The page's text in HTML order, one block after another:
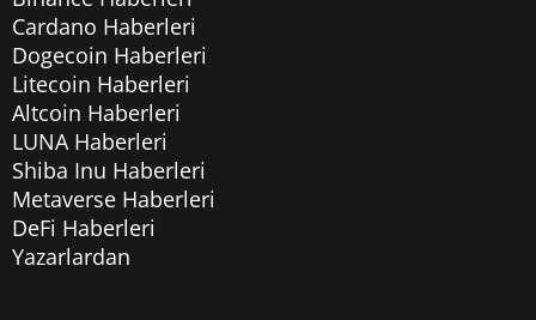
Cardano Haberleri
Dogecoin Haberleri
Litecoin Haberleri
Altcoin Haberleri
LUNA Haberleri
Shiba Inu Haberleri
Metaverse Haberleri
DeFi Haberleri
Yazarlardan